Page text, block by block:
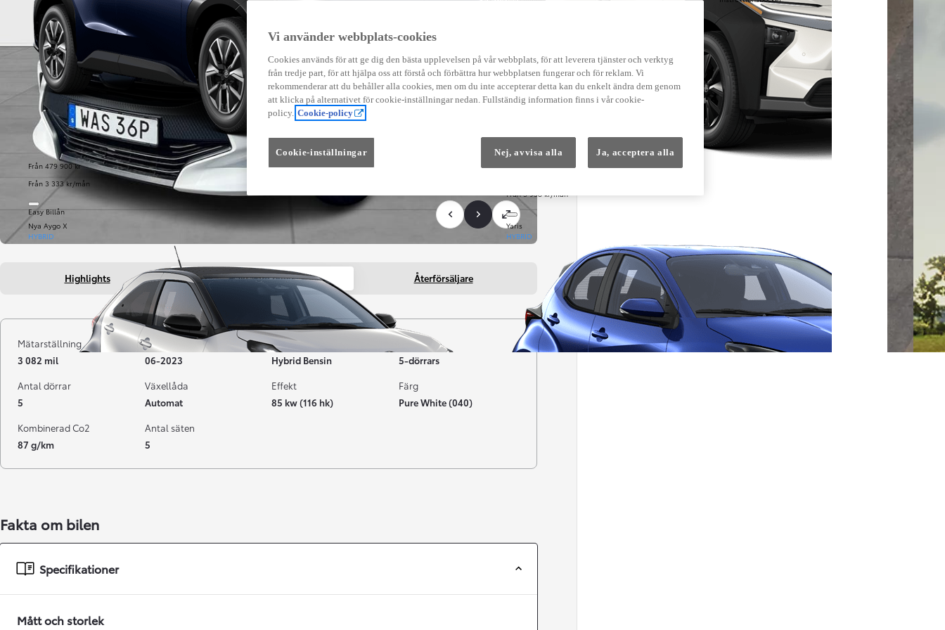
Från 479 900 kr
Från 3 333 kr/mån
Easy Billån
Från 3 958 kr/mån
Nya Aygo X
HYBRID
Från 238 900 kr
Easy Billån
Yaris
HYBRID
Easy Billån
GR Yaris
Highlights Fakta om bilen Återförsäljare
Mätarställning
3 082 mil
Registrerad
06-2023
Bränsle
Hybrid Bensin
Typ av bil
5-dörrars
Antal dörrar
5
Växellåda
Automat
Effekt
85 kw (116 hk)
Färg
Pure White (040)
Kombinerad Co2
87 g/km
Antal säten
5
Fakta om bilen
Specifikationer
Mått och storlek
Vi använder webbplats-cookies
Cookies används för att ge dig den bästa upplevelsen på vår webbplats, för att leverera tjänster och verktyg
från tredje part, för att hjälpa oss att förstå och förbättra hur webbplatsen fungerar och för reklam. Vi
rekommenderar att du behåller alla cookies, men om du inte accepterar detta kan du enkelt ändra dem genom
att klicka på alternativet för cookie-inställningar nedan. Fullständig information finns i vår cookie-
policy. Cookie-policy
Cookie-inställningar Nej, avvisa alla Ja, acceptera alla